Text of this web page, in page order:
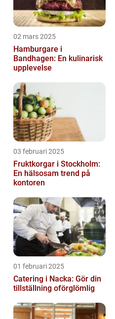
02 mars 2025
Hamburgare i
Bandhagen: En kulinarisk
upplevelse
03 februari 2025
Fruktkorgar i Stockholm:
En hälsosam trend på
kontoren
01 februari 2025
Catering i Nacka: Gör din
tillställning oförglömlig